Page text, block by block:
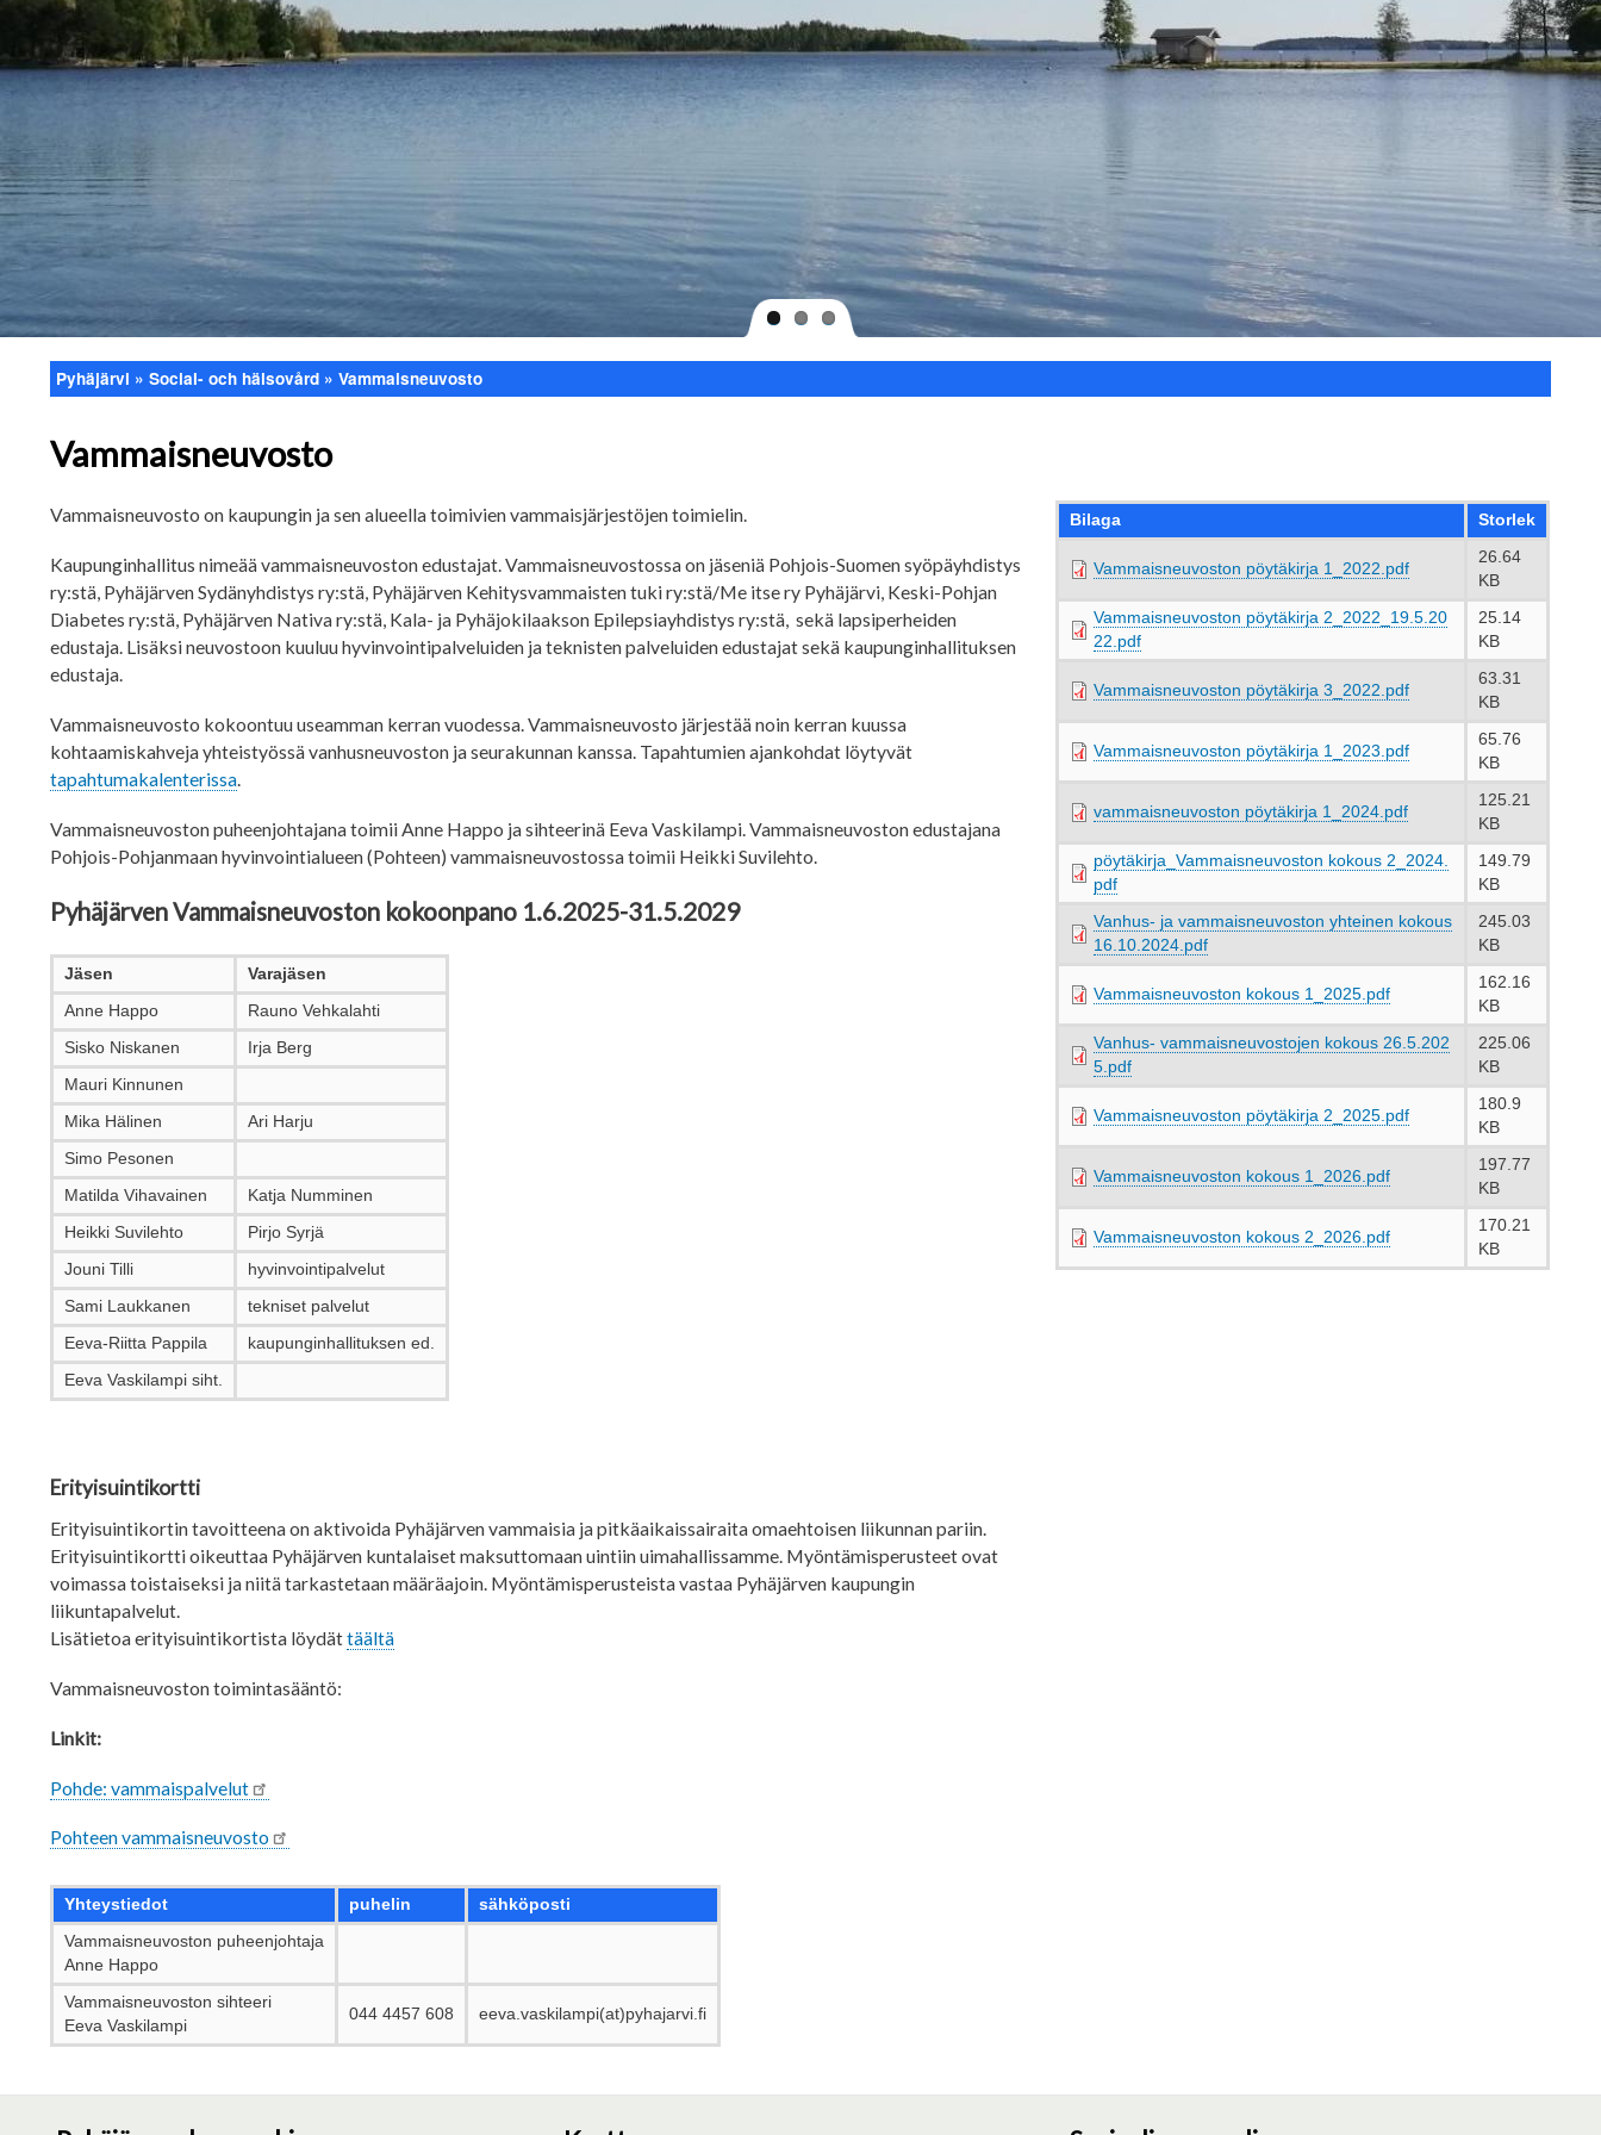
Länkstig
Pyhäjärvi Social- och hälsovård Vammaisneuvosto
Vammaisneuvosto
Vammaisneuvosto on kaupungin ja sen alueella toimivien vammaisjärjestöjen toimielin.
Kaupunginhallitus nimeää vammaisneuvoston edustajat. Vammaisneuvostossa on jäseniä Pohjois-Suomen syöpäyhdistys
ry:stä, Pyhäjärven Sydänyhdistys ry:stä, Pyhäjärven Kehitysvammaisten tuki ry:stä/Me itse ry Pyhäjärvi, Keski-Pohjan
Diabetes ry:stä, Pyhäjärven Nativa ry:stä, Kala- ja Pyhäjokilaakson Epilepsiayhdistys ry:stä, sekä lapsiperheiden
edustaja. Lisäksi neuvostoon kuuluu hyvinvointipalveluiden ja teknisten palveluiden edustajat sekä kaupunginhallituksen
edustaja.
Vammaisneuvosto kokoontuu useamman kerran vuodessa. Vammaisneuvosto järjestää noin kerran kuussa
kohtaamiskahveja yhteistyössä vanhusneuvoston ja seurakunnan kanssa. Tapahtumien ajankohdat löytyvät
tapahtumakalenterissa
Vammaisneuvoston puheenjohtajana toimii Anne Happo ja sihteerinä Eeva Vaskilampi. Vammaisneuvoston edustajana
Pohjois-Pohjanmaan hyvinvointialueen (Pohteen) vammaisneuvostossa toimii Heikki Suvilehto.
Pyhäjärven Vammaisneuvoston kokoonpano 1.6.2025-31.5.2029
Jäsen Varajäsen
Anne Happo Rauno Vehkalahti
Sisko Niskanen Irja Berg
Mauri Kinnunen
Mika Hälinen Ari Harju
Simo Pesonen
Matilda Vihavainen Katja Numminen
Heikki Suvilehto Pirjo Syrjä
Jouni Tilli hyvinvointipalvelut
Sami Laukkanen tekniset palvelut
Eeva-Riitta Pappila kaupunginhallituksen ed.
Eeva Vaskilampi siht.
Erityisuintikortti
Erityisuintikortin tavoitteena on aktivoida Pyhäjärven vammaisia ja pitkäaikaissairaita omaehtoisen liikunnan pariin.
Erityisuintikortti oikeuttaa Pyhäjärven kuntalaiset maksuttomaan uintiin uimahallissamme. Myöntämisperusteet ovat
voimassa toistaiseksi ja niitä tarkastetaan määräajoin. Myöntämisperusteista vastaa Pyhäjärven kaupungin
liikuntapalvelut.
Lisätietoa erityisuintikortista löydättäältä
Vammaisneuvoston toimintasääntö:
Linkit:
Pohde: vammaispalvelut
Pohteen vammaisneuvosto
Yhteystiedot puhelin sähköposti
Vammaisneuvoston puheenjohtaja
Anne Happo
Vammaisneuvoston sihteeri
Eeva Vaskilampi
044 4457 608 eeva.vaskilampi(at)pyhajarvi.fi
Bilaga Storlek
Vammaisneuvoston pöytäkirja 1_2022.pdf
26.64
KB
Vammaisneuvoston pöytäkirja 2_2022_19.5.20
22.pdf
25.14
KB
Vammaisneuvoston pöytäkirja 3_2022.pdf
63.31
KB
Vammaisneuvoston pöytäkirja 1_2023.pdf
65.76
KB
vammaisneuvoston pöytäkirja 1_2024.pdf
125.21
KB
pöytäkirja_Vammaisneuvoston kokous 2_2024.
pdf
149.79
KB
Vanhus- ja vammaisneuvoston yhteinen kokous
16.10.2024.pdf
245.03
KB
Vammaisneuvoston kokous 1_2025.pdf
162.16
KB
Vanhus- vammaisneuvostojen kokous 26.5.202
5.pdf
225.06
KB
Vammaisneuvoston pöytäkirja 2_2025.pdf
180.9
KB
Vammaisneuvoston kokous 1_2026.pdf
197.77
KB
Vammaisneuvoston kokous 2_2026.pdf
170.21
KB